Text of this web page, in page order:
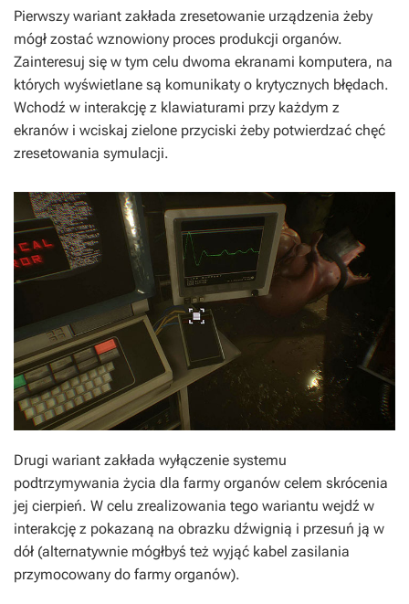
Pierwszy wariant zakłada zresetowanie urządzenia żeby
mógł zostać wznowiony proces produkcji organów.
Zainteresuj się w tym celu dwoma ekranami komputera, na
których wyświetlane są komunikaty o krytycznych błędach.
Wchodź w interakcję z klawiaturami przy każdym z
ekranów i wciskaj zielone przyciski żeby potwierdzać chęć
zresetowania symulacji.
Drugi wariant zakłada wyłączenie systemu
podtrzymywania życia dla farmy organów celem skrócenia
jej cierpień. W celu zrealizowania tego wariantu wejdź w
interakcję z pokazaną na obrazku dźwignią i przesuń ją w
dół (alternatywnie mógłbyś też wyjąć kabel zasilania
przymocowany do farmy organów).